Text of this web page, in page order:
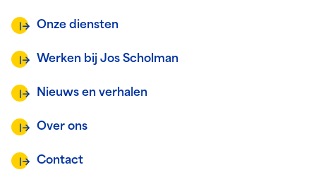
Onze diensten
Werken bij Jos Scholman
Nieuws en verhalen
Over ons
Contact